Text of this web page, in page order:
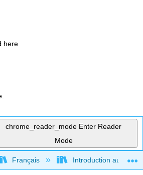
here
chrome_reader_mode Enter Reader
Mode
global hierarchy
Français Introduction au